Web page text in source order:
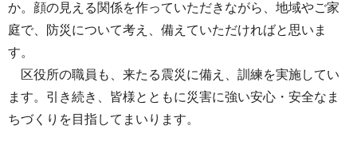
か。顔の見える関係を作っていただきながら、地域やご家
庭で、防災について考え、備えていただければと思いま
す。
区役所の職員も、来たる震災に備え、訓練を実施してい
ます。引き続き、皆様とともに災害に強い安心・安全なま
ちづくりを目指してまいります。